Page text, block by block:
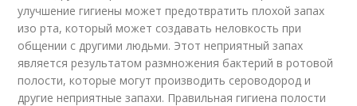
улучшение гигиены может предотвратить плохой запах
изо рта, который может создавать неловкость при
общении с другими людьми. Этот неприятный запах
является результатом размножения бактерий в ротовой
полости, которые могут производить сероводород и
другие неприятные запахи. Правильная гигиена полости